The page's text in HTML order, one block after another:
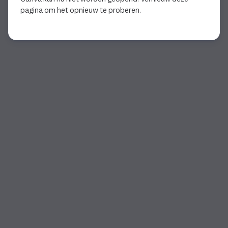
pagina om het opnieuw te proberen.